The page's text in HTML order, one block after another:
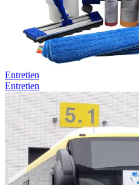
Entretien
Entretien